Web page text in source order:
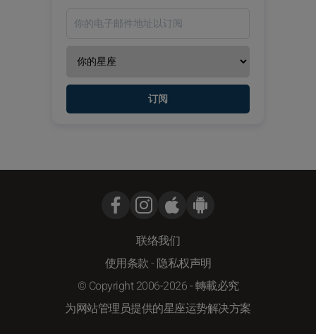
订阅
联络我们
使用条款- 隐私权声明
© Copyright 2006-2026 - 轉載必究
为网站管理员提供的星座运势解决方案